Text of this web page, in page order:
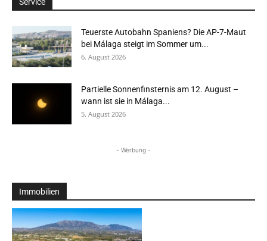
Service
Teuerste Autobahn Spaniens? Die AP-7-Maut
bei Málaga steigt im Sommer um...
6. August 2026
Partielle Sonnenfinsternis am 12. August –
wann ist sie in Málaga...
5. August 2026
- Werbung -
Immobilien